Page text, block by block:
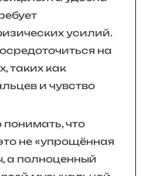
усилий.
на
таких как
и чувство
что
не «упрощённая
а полноценный